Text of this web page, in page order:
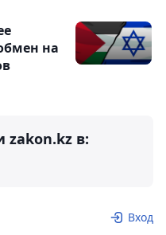
на
zakon.kz в:
Вход